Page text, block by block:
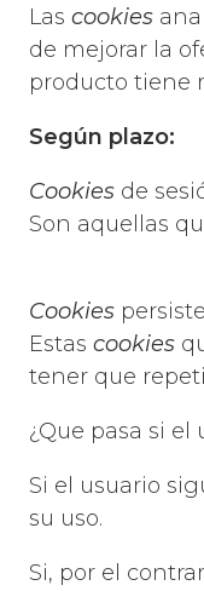
Las cookies
de mejorar la
producto tiene
Según plazo:
Cookies de
Son aquellas
Cookies
Estas cookies
tener que
¿Que pasa si
Si el usuario
su uso.
Si, por el